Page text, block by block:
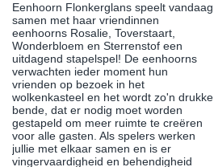
Eenhoorn Flonkerglans speelt vandaag
samen met haar vriendinnen
eenhoorns Rosalie, Toverstaart,
Wonderbloem en Sterrenstof een
uitdagend stapelspel! De eenhoorns
verwachten ieder moment hun
vrienden op bezoek in het
wolkenkasteel en het wordt zo'n drukke
bende, dat er nodig moet worden
gestapeld om meer ruimte te creëren
voor alle gasten. Als spelers werken
jullie met elkaar samen en is er
vingervaardigheid en behendigheid